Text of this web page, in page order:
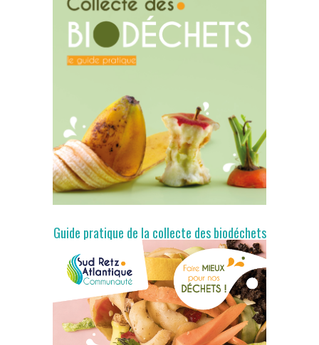
Guide pratique de la collecte des biodéchets